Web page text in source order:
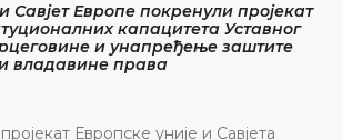
Савјет Европе покренули пројекат
капацитета Уставног
и унапређење заштите
владавине права
Европске уније и Савјета